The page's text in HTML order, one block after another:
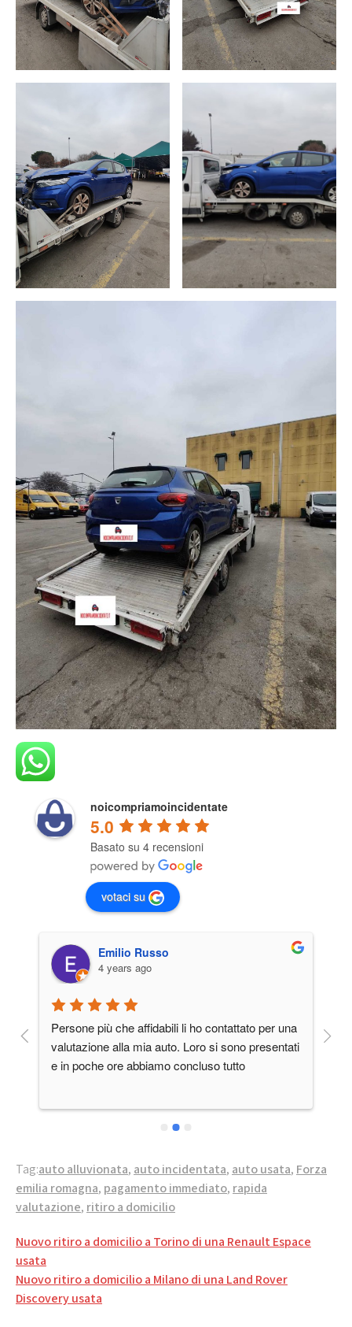
noicompriamoincidentate
5.0
Basato su 4 recensioni
votaci su
Emilio Russo
4 years ago
Persone più che affidabili li ho contattato per una
valutazione alla mia auto. Loro si sono presentati
e in poche ore abbiamo concluso tutto
Tag:auto alluvionata, auto incidentata, auto usata, Forza
emilia romagna, pagamento immediato, rapida
valutazione, ritiro a domicilio
Navigazione
articoli
Nuovo ritiro a domicilio a Torino di una Renault Espace
usata
Nuovo ritiro a domicilio a Milano di una Land Rover
Discovery usata